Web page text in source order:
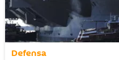
Defensa